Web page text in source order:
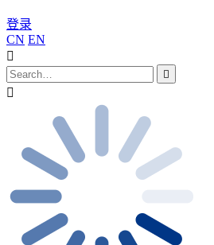
登录
CN EN